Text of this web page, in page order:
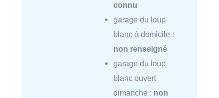
connu
garage du loup
blanc à domicile :
non renseigné
garage du loup
blanc ouvert
dimanche : non